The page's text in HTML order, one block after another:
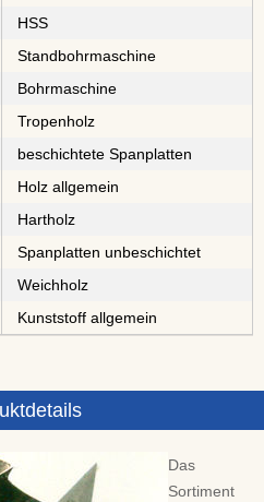
⁠⁠⁠⁠⁠⁠HSS
Standbohrmaschine
Bohrmaschine
⁠⁠⁠⁠⁠Tropenholz
⁠⁠⁠⁠⁠⁠⁠⁠⁠⁠beschichtete Spanplatten
Holz allgemein
⁠⁠⁠Hartholz
⁠⁠⁠⁠⁠⁠⁠⁠Spanplatten unbeschichtet
⁠Weichholz
Kunststoff allgemein
Das
Sortiment